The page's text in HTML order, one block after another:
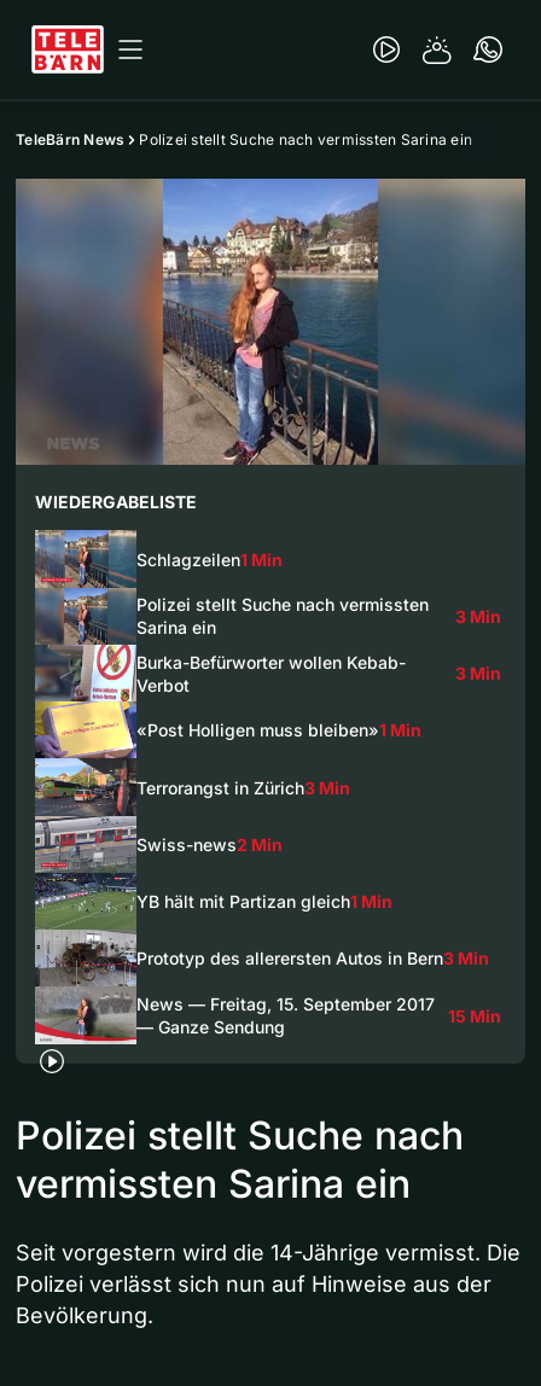
TeleBärn News Polizei stellt Suche nach vermissten Sarina ein
WIEDERGABELISTE
Schlagzeilen1 Min
Polizei stellt Suche nach vermissten
Sarina ein
3 Min
Burka-Befürworter wollen Kebab-
Verbot
3 Min
«Post Holligen muss bleiben»1 Min
Terrorangst in Zürich3 Min
Swiss-news2 Min
YB hält mit Partizan gleich1 Min
Prototyp des allerersten Autos in Bern3 Min
News — Freitag, 15. September 2017
— Ganze Sendung
15 Min
Polizei stellt Suche nach
vermissten Sarina ein
Seit vorgestern wird die 14-Jährige vermisst. Die
Polizei verlässt sich nun auf Hinweise aus der
Bevölkerung.